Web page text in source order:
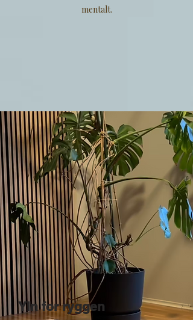
mentalt.
Yin for ryggen